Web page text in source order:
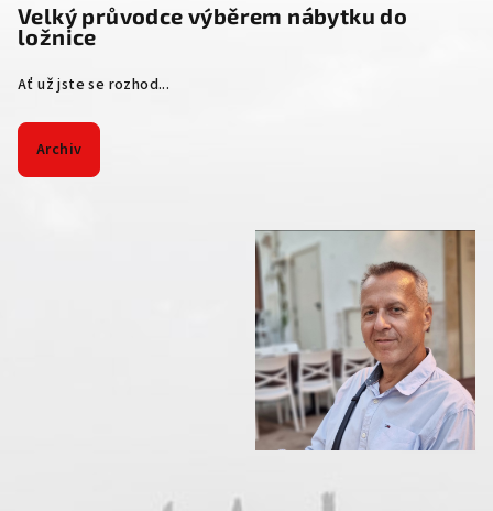
Velký průvodce výběrem nábytku do
ložnice
Ať už jste se rozhod...
Archiv